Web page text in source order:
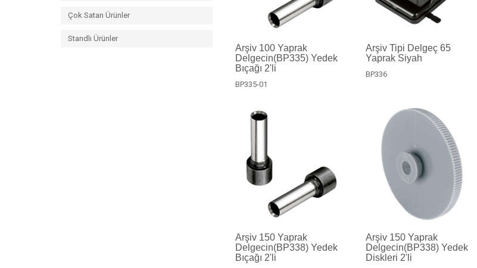
Çok Satan Ürünler
Standlı Ürünler
Arşiv 100 Yaprak
Delgecin(BP335) Yedek
Bıçağı 2'li
BP335-01
Arşiv Tipi Delgeç 65
Yaprak Siyah
BP336
Arşiv 150 Yaprak
Delgecin(BP338) Yedek
Bıçağı 2'li
Arşiv 150 Yaprak
Delgecin(BP338) Yedek
Diskleri 2'li